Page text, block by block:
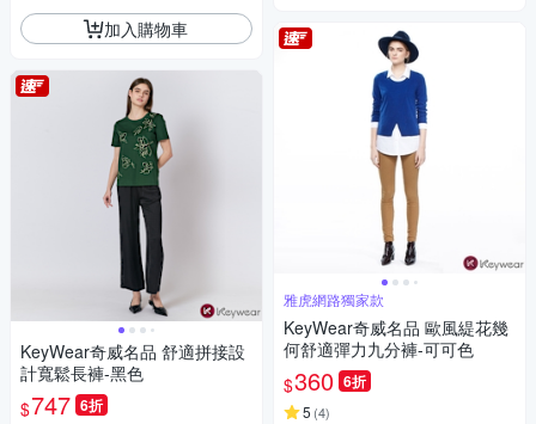
加入購物車
KeyWear奇威名品 舒適拼接設
計寬鬆長褲-黑色
$747 6折
雅虎網路獨家款
KeyWear奇威名品 歐風緹花幾
何舒適彈力九分褲-可可色
$360 6折
5 (4)